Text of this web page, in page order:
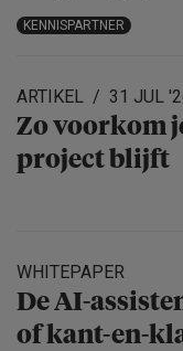
KENNISPARTNER
ARTIKEL 31 JUL
Zo voorkom
project blijft
WHITEPAPER
De AI-
of kant-en-